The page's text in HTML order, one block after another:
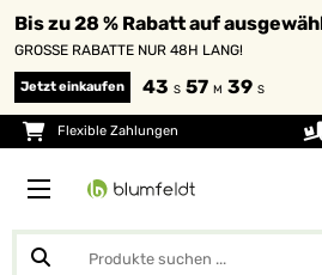
Bis zu 28 % Rabatt auf
GROSSE RABATTE NUR 48H LANG!
Jetzt einkaufen 43 S 57 M 38 S
Flexible Zahlungen